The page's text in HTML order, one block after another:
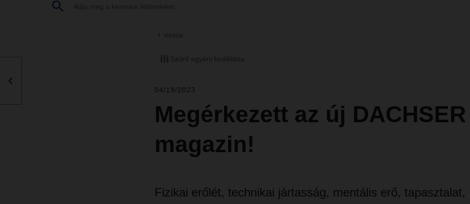
vissza
Szűrő egyéni beállítása
04/19/2023
Megérkezett az új DACHSER
magazin!
Fizikai erőlét, technikai jártasság, mentális erő, tapasztalat,